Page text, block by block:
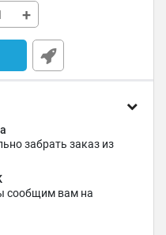
+
забрать заказ из
сообщим вам на